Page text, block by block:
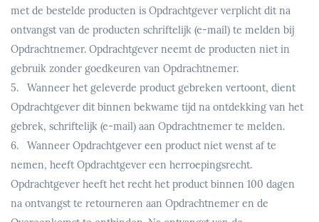
met de bestelde producten is Opdrachtgever verplicht dit na
ontvangst van de producten schriftelijk (e-mail) te melden bij
Opdrachtnemer. Opdrachtgever neemt de producten niet in
gebruik zonder goedkeuren van Opdrachtnemer.
5. Wanneer het geleverde product gebreken vertoont, dient
Opdrachtgever dit binnen bekwame tijd na ontdekking van het
gebrek, schriftelijk (e-mail) aan Opdrachtnemer te melden.
6. Wanneer Opdrachtgever een product niet wenst af te
nemen, heeft Opdrachtgever een herroepingsrecht.
Opdrachtgever heeft het recht het product binnen 100 dagen
na ontvangst te retourneren aan Opdrachtnemer en de